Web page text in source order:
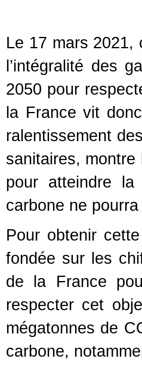
Le 17 mars 2021,
l’intégralité des
2050 pour
la France vit
ralentissement
sanitaires, montre
pour atteindre
carbone ne
Pour obtenir
fondée sur les
de la France
respecter cet
mégatonnes de
carbone,